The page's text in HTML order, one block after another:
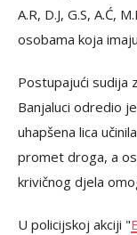
A.R, D.J, G.S, A.Ć,
osobama koja
Postupajući sudija
Banjaluci odredio
uhapšena lica
promet droga, a
krivičnog djela
U policijskoj akciji "